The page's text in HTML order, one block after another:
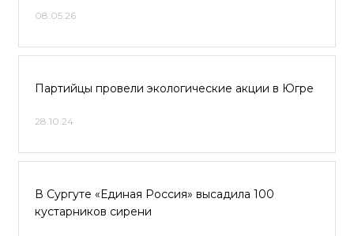
08.05.26
Партийцы провели экологические акции в Югре
28.10.24
В Сургуте «Единая Россия» высадила 100
кустарников сирени